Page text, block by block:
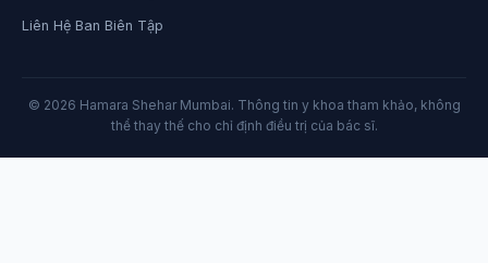
Liên Hệ Ban Biên Tập
© 2026 Hamara Shehar Mumbai. Thông tin y khoa tham khảo, không
thể thay thế cho chỉ định điều trị của bác sĩ.